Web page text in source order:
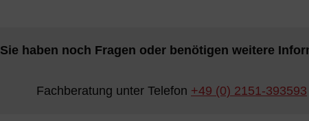
Sie haben noch Fragen oder benötigen weitere
Fachberatung unter Telefon +49 (0) 2151-393593